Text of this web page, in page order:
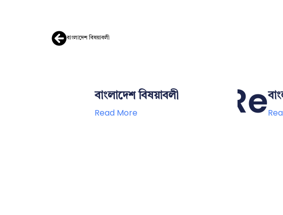
বাংলাদেশ বিষয়াবলী
বাংলাদেশ বিষয়াবলী
Read More